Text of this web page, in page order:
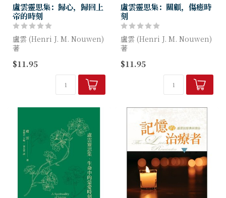
盧雲靈思集：歸心，歸回上
帝的時刻
盧雲 (Henri J. M. Nouwen)
著
耶穌說：「看啊，我時時刻刻
都與你們同在，直到這時代的
終結。」然而，在人生的旅途
中，我們真的時刻與上帝同...
$11.95
盧雲靈思集：關顧，傷癒時
刻
盧雲 (Henri J. M. Nouwen)
著
我們都有關顧他人或被關顧的
經驗。也許你是專業關顧者，
或邊做邊學的業餘關顧者，自
顧或非自願地照料傷殘或年...
$11.95